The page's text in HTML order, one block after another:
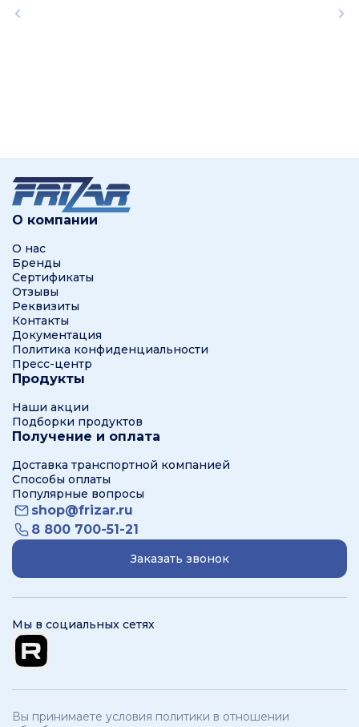
О компании
О нас
Бренды
Сертификаты
Отзывы
Реквизиты
Контакты
Документация
Политика конфиденциальности
Пресс-центр
Продукты
Наши акции
Подборки продуктов
Получение и оплата
Доставка транспортной компанией
Способы оплаты
Популярные вопросы
shop@frizar.ru
8 800 700-51-21
Заказать звонок
Мы в социальных сетях
Вы принимаете условия политики в отношении